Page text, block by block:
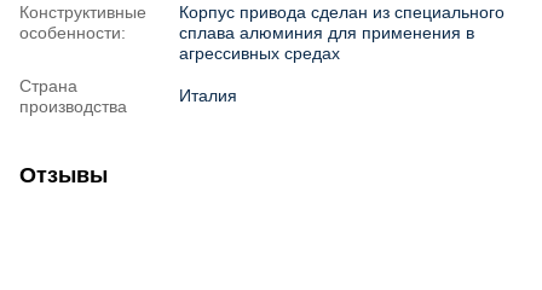
Конструктивные
особенности:
Корпус привода сделан из специального
сплава алюминия для применения в
агрессивных средах
Страна
производства
Италия
Отзывы